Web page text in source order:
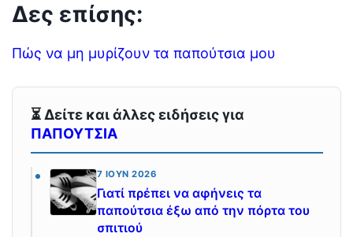
Δες επίσης:
Πώς να μη μυρίζουν τα παπούτσια μου
⏳ Δείτε και άλλες ειδήσεις για
ΠΑΠΟΥΤΣΙΑ
7 ΙΟΎΝ 2026
Γιατί πρέπει να αφήνεις τα
παπούτσια έξω από την πόρτα του
σπιτιού